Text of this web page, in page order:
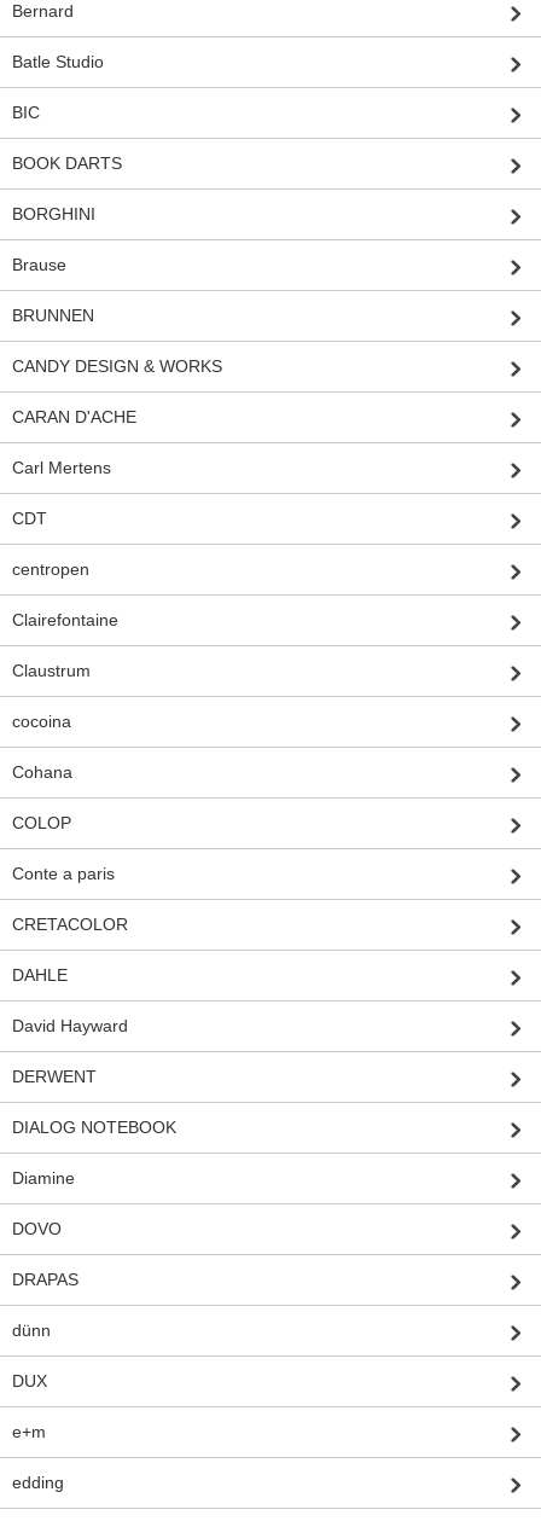
Bernard
Batle Studio
BIC
BOOK DARTS
BORGHINI
Brause
BRUNNEN
CANDY DESIGN & WORKS
CARAN D'ACHE
Carl Mertens
CDT
centropen
Clairefontaine
Claustrum
cocoina
Cohana
COLOP
Conte a paris
CRETACOLOR
DAHLE
David Hayward
DERWENT
DIALOG NOTEBOOK
Diamine
DOVO
DRAPAS
dünn
DUX
e+m
edding